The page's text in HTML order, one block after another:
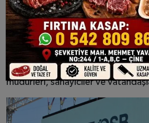
yönetim kurulu üyeleri, Belediye
Yardımcısı Timuçin Karabulut,
Kooperatif Başkanı Mehmet
yönetim kurulu üyeleri, Muhtarlar
Gürbüz Pala ve bir çok mahalle
müdürleri, sanayiciler ve